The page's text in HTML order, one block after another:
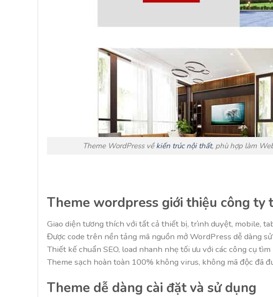
Theme WordPress vềkiến trúc nội thất, phù hợp làm
Theme wordpress giới thiệu công
Giao diện tương thích với tất cả thiết bị, trình duyệt, mobile,
Được code trên nền tảng mã nguồn mở WordPress dễ dàng
Thiết kế chuẩn SEO, load nhanh nhẹ tối ưu với các công cụ tìm
Theme sạch hoàn toàn 100% không virus, không mã độc đã
Theme dễ dàng cài đặt và sử dụng